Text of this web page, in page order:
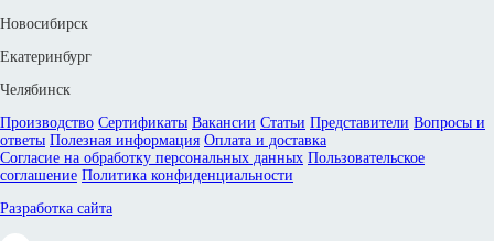
Новосибирск
Екатеринбург
Челябинск
Производство Сертификаты Вакансии Статьи Представители Вопросы и
ответы Полезная информация Оплата и доставка
Согласие на обработку персональных данных Пользовательское
соглашение Политика конфиденциальности
Разработка сайта